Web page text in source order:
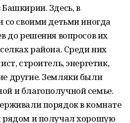
Здесь, в
со своими детьми иногда
до решения вопросов их
района. Среди них
строитель, энергетик,
другие. Земляки были
и благополучной семье.
порядок в комнате
рядом и получал хорошую